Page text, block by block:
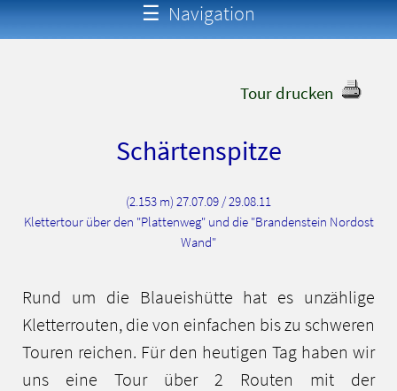
☰Navigation
Tour drucken
Schärtenspitze
(2.153 m) 27.07.09 / 29.08.11
Klettertour über den "Plattenweg" und die "Brandenstein Nordost
Wand"
Rund um die Blaueishütte hat es unzählige
Kletterrouten, die von einfachen bis zu schweren
Touren reichen. Für den heutigen Tag haben wir
uns eine Tour über 2 Routen mit der